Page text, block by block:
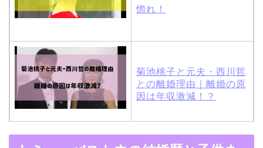
惚れ！
菊池桃子と元夫・西川哲
との離婚理由｜離婚の原
因は年収激減！？